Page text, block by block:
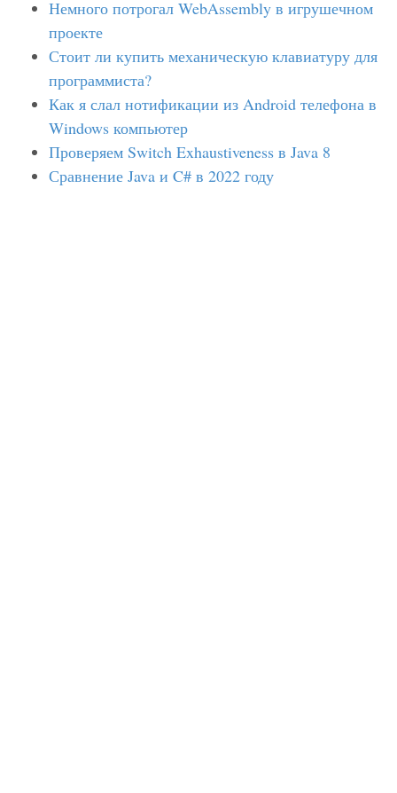
Немного потрогал WebAssembly в игрушечном
проекте
Стоит ли купить механическую клавиатуру для
программиста?
Как я слал нотификации из Android телефона в
Windows компьютер
Проверяем Switch Exhaustiveness в Java 8
Сравнение Java и C# в 2022 году